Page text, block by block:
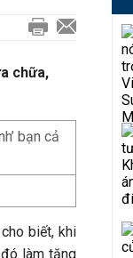
chữa,
bạn cả
biết, khi
làm tăng